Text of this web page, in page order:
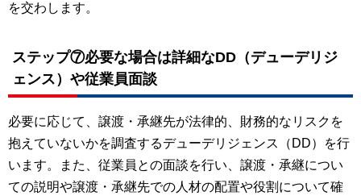
を交わします。
ステップ⑦必要な場合は詳細なDD（デューデリジ
ェンス）や従業員面談
必要に応じて、譲渡・承継先が法律的、財務的なリスクを
抱えていないかを調査するデューデリジェンス（DD）を行
います。また、従業員との面談を行い、譲渡・承継につい
ての説明や譲渡・承継先での人材の配置や役割について確